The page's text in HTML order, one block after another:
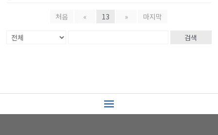
처음 « 13 » 마지막
검색